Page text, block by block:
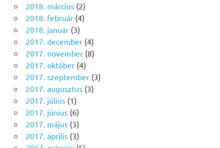
2018. március(2)
2018. február(4)
2018. január(3)
2017. december(4)
2017. november(8)
2017. október(4)
2017. szeptember(3)
2017. augusztus(3)
2017. július(1)
2017. június(6)
2017. május(3)
2017. április(3)